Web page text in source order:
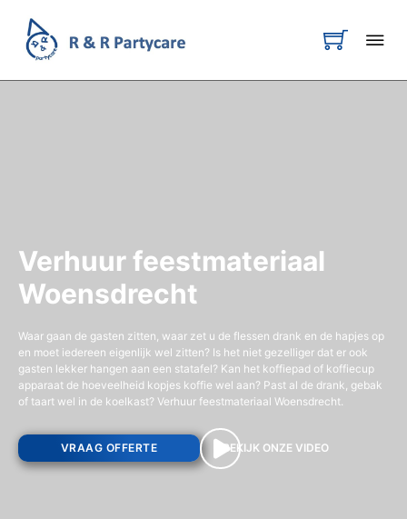
Verhuur feestmateriaal
Woensdrecht
Waar gaan de gasten zitten, waar zet u de flessen drank en de hapjes op
en moet iedereen eigenlijk wel zitten? Is het niet gezelliger dat er ook
gasten lekker hangen aan een statafel? Kan het koffiepad of koffiecup
apparaat de hoeveelheid kopjes koffie wel aan? Past al de drank, gebak
of taart wel in de koelkast? Verhuur feestmateriaal Woensdrecht.
VRAAG OFFERTE BEKIJK ONZE VIDEO